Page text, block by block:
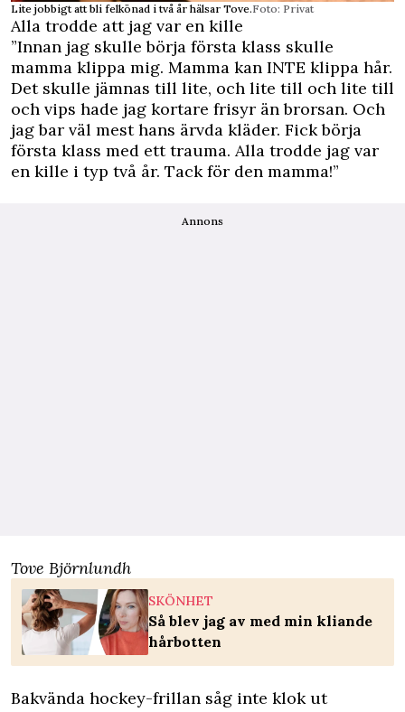
Lite jobbigt att bli felkönad i två år hälsar Tove.Foto: Privat
Alla trodde att jag var en kille
”Innan jag skulle börja första klass skulle
mamma klippa mig. Mamma kan INTE klippa hår.
Det skulle jämnas till lite, och lite till och lite till
och vips hade jag kortare frisyr än brorsan. Och
jag bar väl mest hans ärvda kläder. Fick börja
första klass med ett trauma. Alla trodde jag var
en kille i typ två år. Tack för den mamma!”
Annons
Tove Björnlundh
SKÖNHET
Så blev jag av med min kliande
hårbotten
Bakvända hockey-frillan såg inte klok ut